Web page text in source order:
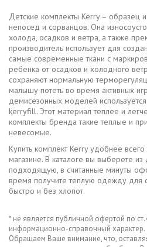
Детские комплекты Kerry – образец
непосед и сорванцов. Она
холода, осадков и ветра, а также
производитель использует для
самые современные ткани с
ребенка от осадков и холодного
сохраняют нормальную
малышу потеть во время активных
демисезонных моделей
kerryfill. Этот материал теплее и
комплекты бренда такие теплые и
невесомые.
Купить комплект Kerry удобнее
магазине. В каталоге вы выберете
подходящую, в считанные минуты
время получите теплую одежду для
быстро и без хлопот.
* не является публичной офертой по
информационно-справочный характер.
Обращаем Ваше внимание, что,